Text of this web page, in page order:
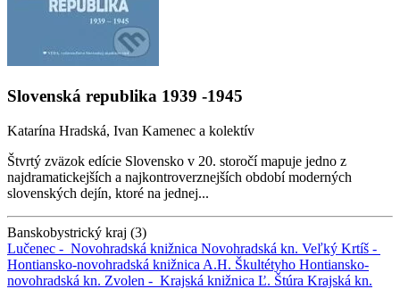
Slovenská republika 1939 -1945
Katarína Hradská, Ivan Kamenec a kolektív
Štvrtý zväzok edície Slovensko v 20. storočí mapuje jedno z
najdramatickejších a najkontroverznejších období moderných
slovenských dejín, ktoré na jednej...
Banskobystrický kraj (3)
Lučenec - Novohradská knižnica Novohradská kn. Veľký Krtíš -
Hontiansko-novohradská knižnica A.H. Škultétyho Hontiansko-
novohradská kn. Zvolen - Krajská knižnica Ľ. Štúra Krajská kn.